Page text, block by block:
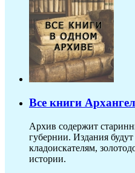
Все книги
Архив содержит
губернии. Издания
кладоискателям,
истории.